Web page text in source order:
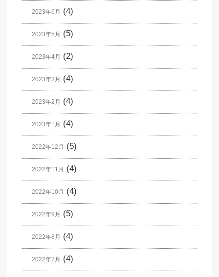
2023年6月 (4)
2023年5月 (5)
2023年4月 (2)
2023年3月 (4)
2023年2月 (4)
2023年1月 (4)
2022年12月 (5)
2022年11月 (4)
2022年10月 (4)
2022年9月 (5)
2022年8月 (4)
2022年7月 (4)